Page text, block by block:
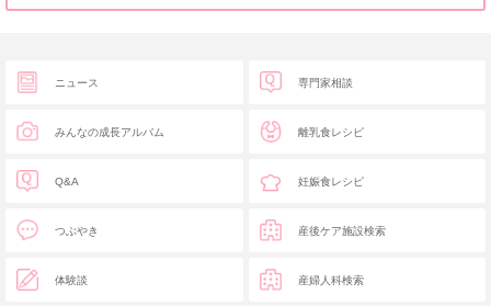
ニュース
みんなの成長アルバム
Q&A
つぶやき
体験談
専門家相談
離乳食レシピ
妊娠食レシピ
産後ケア施設検索
産婦人科検索